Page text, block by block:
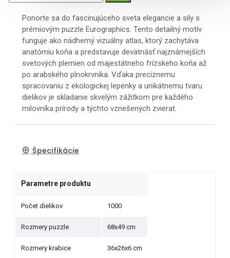
Ponorte sa do fascinujúceho sveta elegancie a sily s
prémiovým puzzle Eurographics. Tento detailný motív
funguje ako nádherný vizuálny atlas, ktorý zachytáva
anatómiu koňa a predstavuje devätnásť najznámejších
svetových plemien od majestátneho frízskeho koňa až
po arabského plnokrvníka. Vďaka precíznemu
spracovaniu z ekologickej lepenky a unikátnemu tvaru
dielikov je skladanie skvelým zážitkom pre každého
milovníka prírody a týchto vznešených zvierat.
Špecifikácie
Parametre produktu
Počet dielikov 1000
Rozmery puzzle 68x49 cm
Rozmery krabice 36x26x6 cm